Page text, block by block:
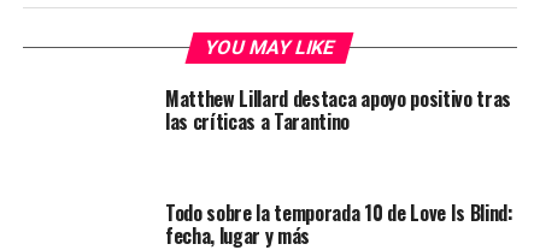
YOU MAY LIKE
Matthew Lillard destaca apoyo positivo tras
las críticas a Tarantino
Todo sobre la temporada 10 de Love Is Blind:
fecha, lugar y más